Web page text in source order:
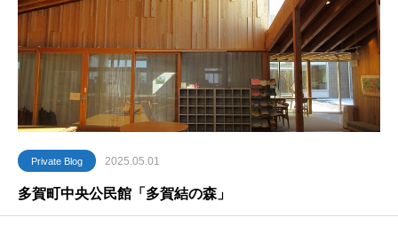
Private Blog 2025.05.01
多賀町中央公民館「多賀結の森」